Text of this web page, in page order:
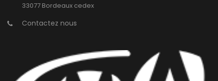
33077 Bordeaux cedex
Contactez nous